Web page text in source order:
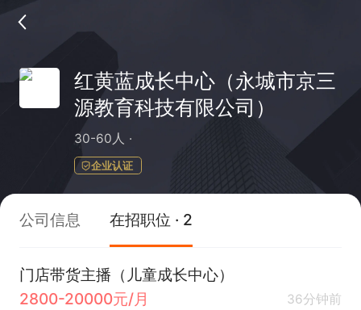
红黄蓝成长中心（永城市京三
源教育科技有限公司）
30-60人
企业认证
公司信息 在招职位 · 2
门店带货主播（儿童成长中心）
2800-20000元/月
36分钟前